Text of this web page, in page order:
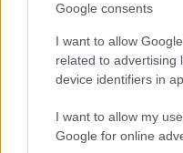
Google consents
I want to allow
related to advertising
device identifiers in
I want to allow my
Google for online